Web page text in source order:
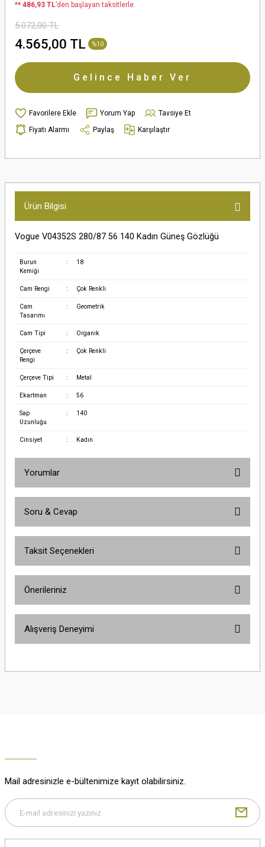
** 486,93 TL’den başlayan taksitlerle.
5.072,00 TL
4.565,00 TL %10
Gelince Haber Ver
Yorum Yap
Tavsiye Et
Fiyatı Alarmı
Paylaş Karşılaştır
Ürün Bilgisi
Vogue V04352S 280/87 56 140 Kadın Güneş Gözlüğü
Burun
Kemiği
: 18
Cam Rengi : Çok Renkli
Cam
Tasarımı
: Geometrik
Cam Tipi : Organik
Çerçeve
Rengi
: Çok Renkli
Çerçeve Tipi : Metal
Ekartman : 56
Sap
Uzunluğu
: 140
Cinsiyet : Kadın
Yorumlar
Soru & Cevap
Taksit Seçenekleri
Önerileriniz
yetersiz gördüğünüz noktaları öneri formunu kullanarak tarafımıza
Gönder
Alışveriş Deneyimi
M... K... | 29/12/2025
Mail adresinizle e-bültenimize kayıt olabilirsiniz.